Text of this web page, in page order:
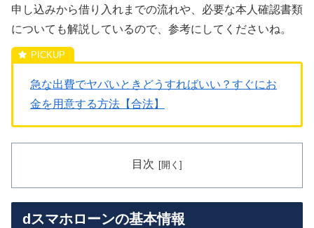
申し込みから借り入れまでの流れや、必要な本人確認書類
についても解説しているので、参考にしてくださいね。
急な出費でヤバいときどうすればいい？すぐにお
金を用意する方法【合法】
目次
dスマホローンの基本情報